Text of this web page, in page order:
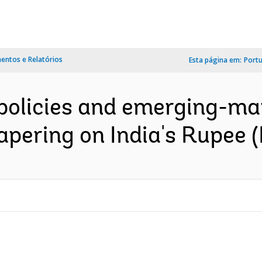
e Relatórios Esta página em:
and emerging-
on India's Rupee